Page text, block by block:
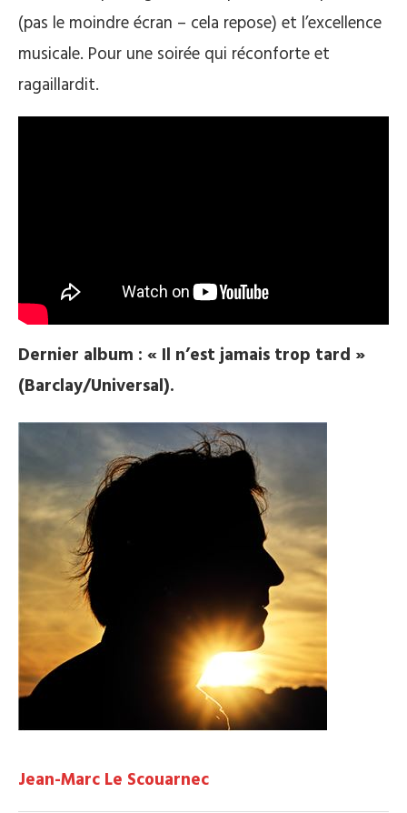
(pas le moindre écran – cela repose) et l’excellence
musicale. Pour une soirée qui réconforte et
ragaillardit.
Dernier album : « Il n’est jamais trop tard »
(Barclay/Universal).
Jean-Marc Le Scouarnec